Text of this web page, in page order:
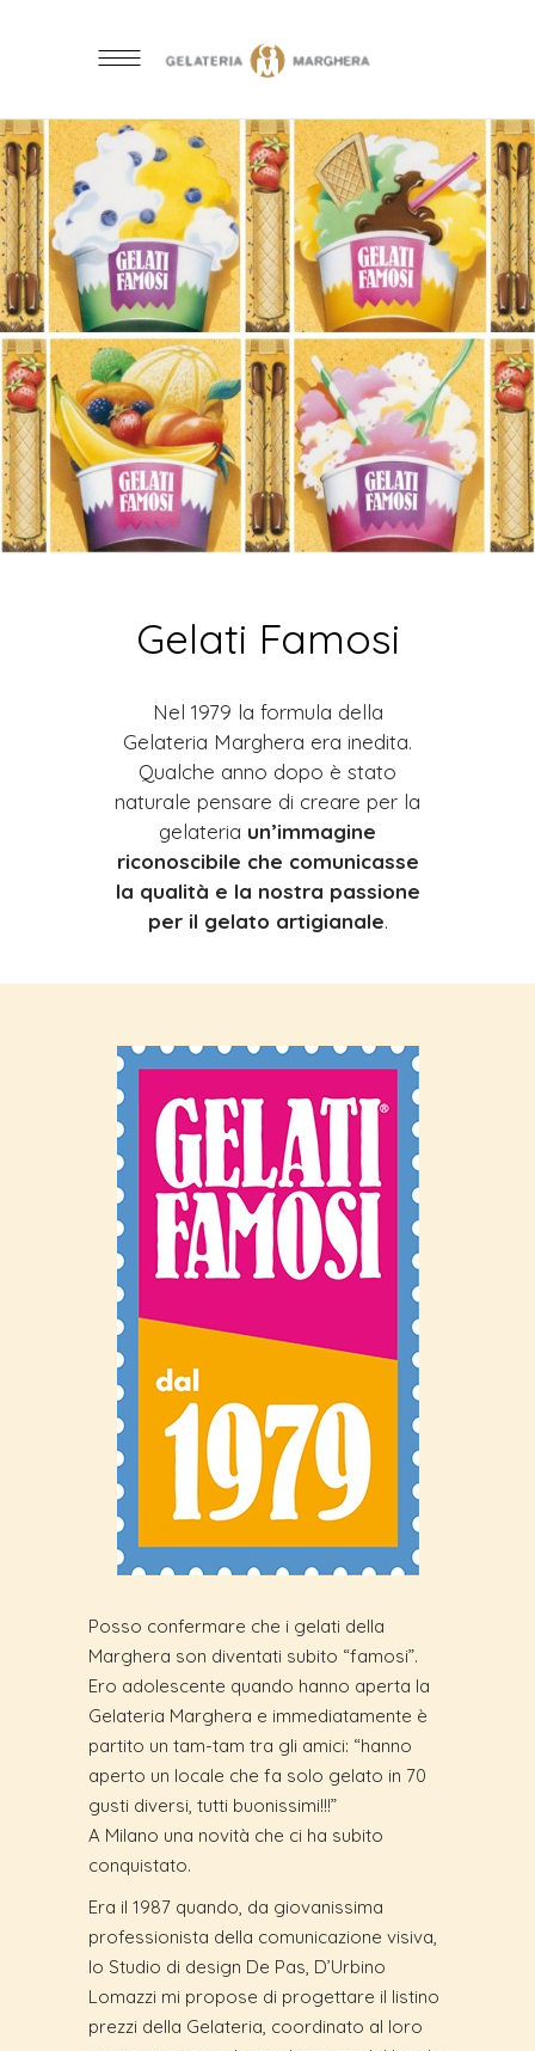
Gelati Famosi
Nel 1979 la formula della
Gelateria Marghera era inedita.
Qualche anno dopo è stato
naturale pensare di creare per la
gelateria un’immagine
riconoscibile che comunicasse
la qualità e la nostra passione
per il gelato artigianale.
Posso confermare che i gelati della
Marghera son diventati subito “famosi”.
Ero adolescente quando hanno aperta la
Gelateria Marghera e immediatamente è
partito un tam-tam tra gli amici: “hanno
aperto un locale che fa solo gelato in 70
gusti diversi, tutti buonissimi!!!”
A Milano una novità che ci ha subito
conquistato.
Era il 1987 quando, da giovanissima
professionista della comunicazione visiva,
lo Studio di design De Pas, D’Urbino
Lomazzi mi propose di progettare il listino
prezzi della Gelateria, coordinato al loro